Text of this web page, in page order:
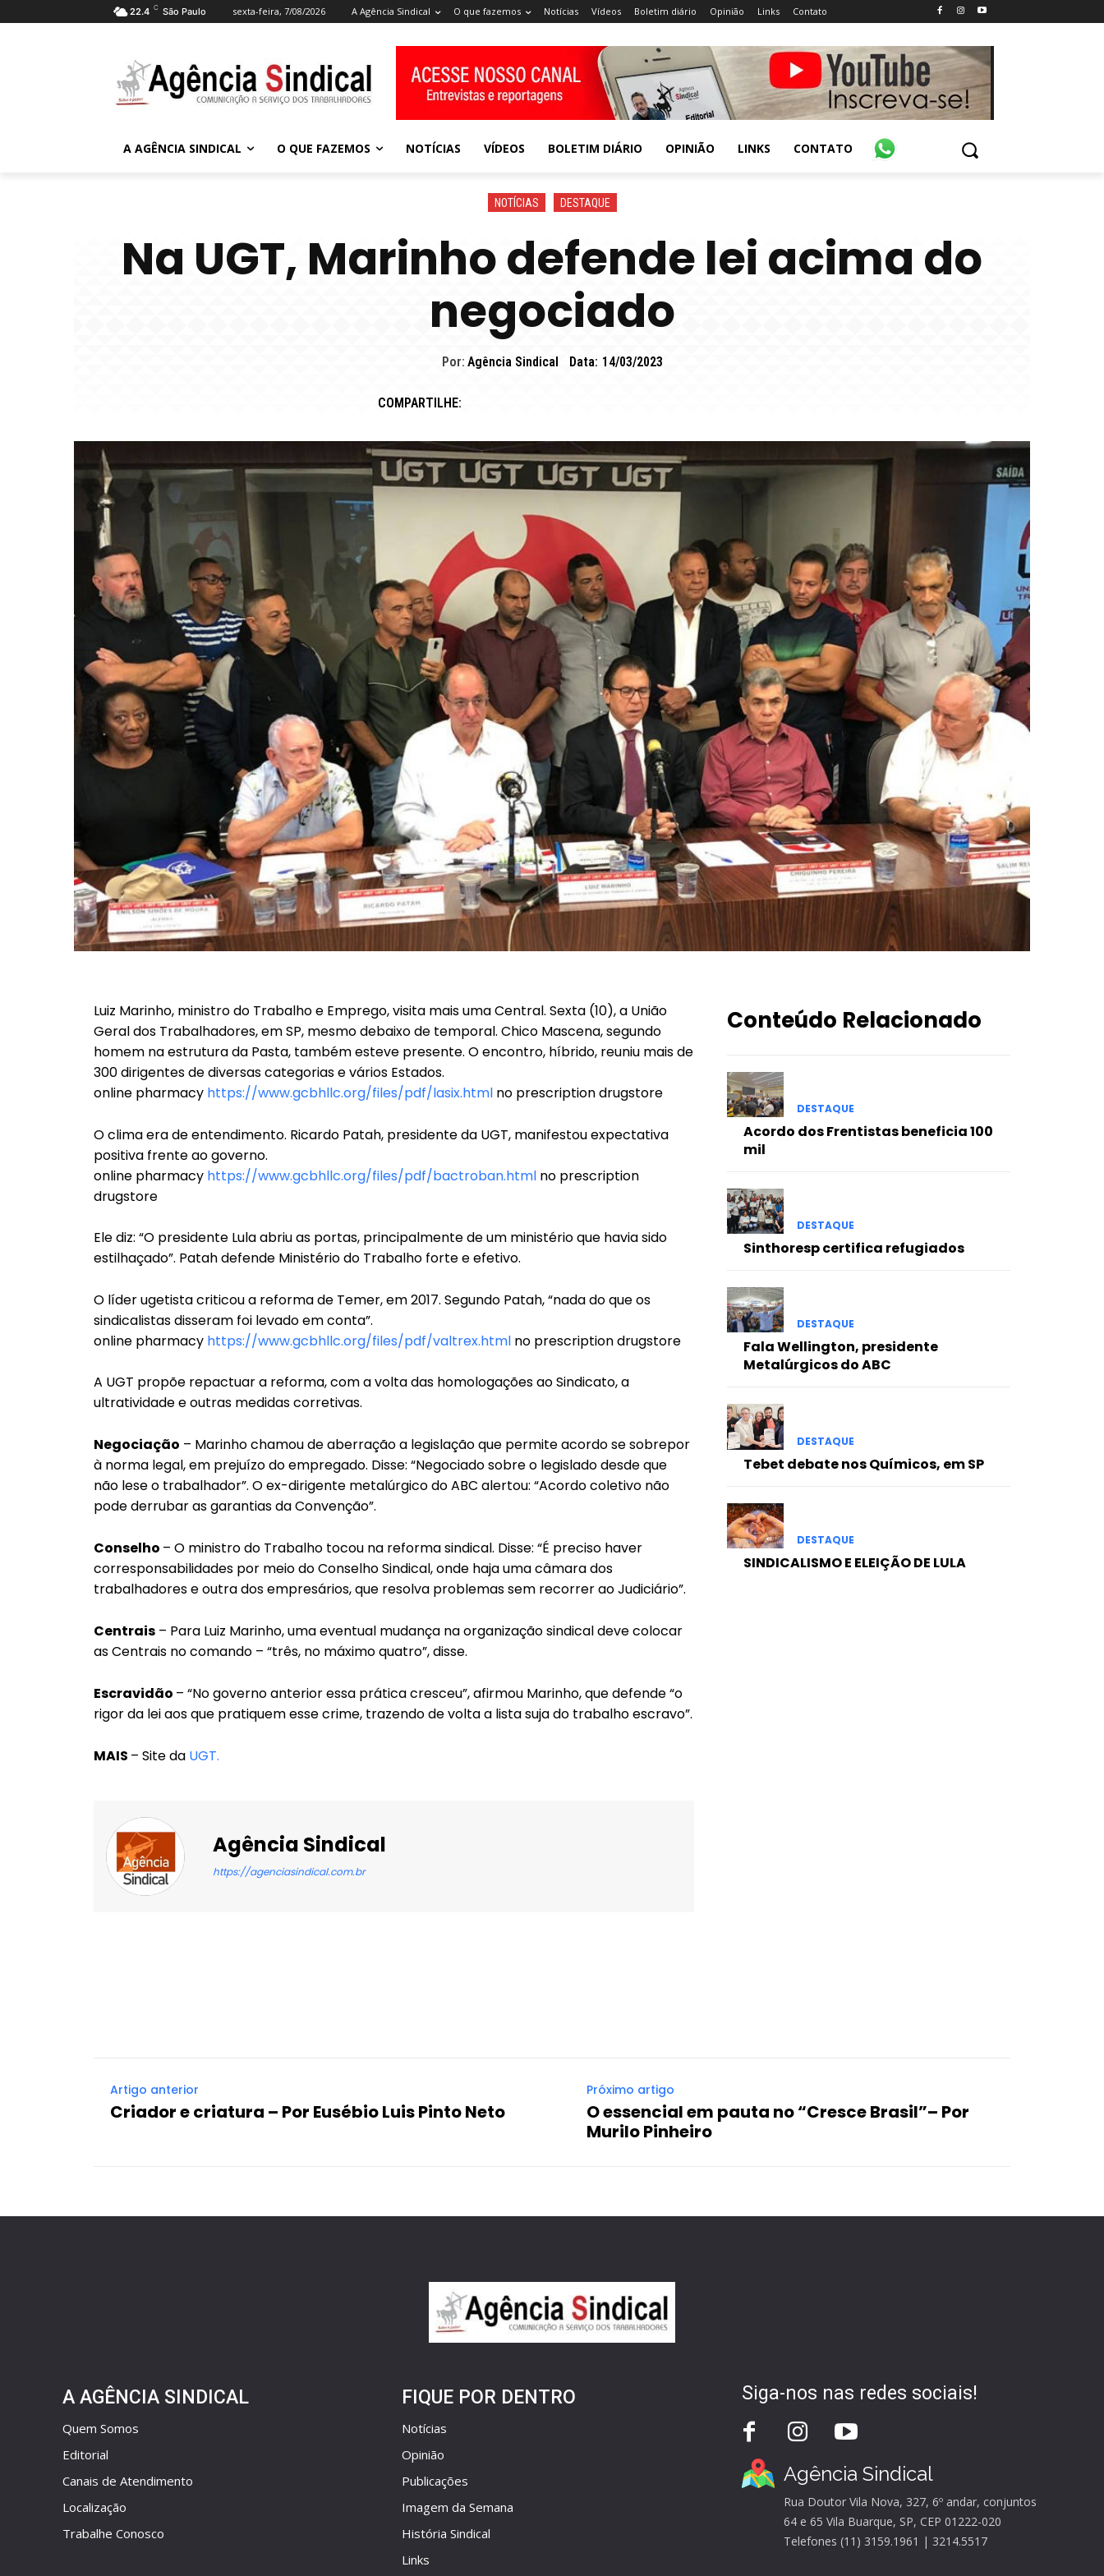
22.4 C São Paulo sexta-feira, 7/08/2026 A Agência Sindical O que fazemos Notícias Vídeos Boletim diário Opinião Links Contato
A AGÊNCIA SINDICAL O QUE FAZEMOS NOTÍCIAS VÍDEOS BOLETIM DIÁRIO OPINIÃO LINKS CONTATO
NOTÍCIAS DESTAQUE
Na UGT, Marinho defende lei acima do
negociado
Por: Agência Sindical Data: 14/03/2023
COMPARTILHE:
Luiz Marinho, ministro do Trabalho e Emprego, visita mais uma Central. Sexta (10), a União
Geral dos Trabalhadores, em SP, mesmo debaixo de temporal. Chico Mascena, segundo
homem na estrutura da Pasta, também esteve presente. O encontro, híbrido, reuniu mais de
300 dirigentes de diversas categorias e vários Estados.
online pharmacy https://www.gcbhllc.org/files/pdf/lasix.html no prescription drugstore
O clima era de entendimento. Ricardo Patah, presidente da UGT, manifestou expectativa
positiva frente ao governo.
online pharmacy https://www.gcbhllc.org/files/pdf/bactroban.html no prescription
drugstore
Ele diz: “O presidente Lula abriu as portas, principalmente de um ministério que havia sido
estilhaçado”. Patah defende Ministério do Trabalho forte e efetivo.
O líder ugetista criticou a reforma de Temer, em 2017. Segundo Patah, “nada do que os
sindicalistas disseram foi levado em conta”.
online pharmacy https://www.gcbhllc.org/files/pdf/valtrex.html no prescription drugstore
A UGT propõe repactuar a reforma, com a volta das homologações ao Sindicato, a
ultratividade e outras medidas corretivas.
Negociação – Marinho chamou de aberração a legislação que permite acordo se sobrepor
à norma legal, em prejuízo do empregado. Disse: “Negociado sobre o legislado desde que
não lese o trabalhador”. O ex-dirigente metalúrgico do ABC alertou: “Acordo coletivo não
pode derrubar as garantias da Convenção”.
Conselho – O ministro do Trabalho tocou na reforma sindical. Disse: “É preciso haver
corresponsabilidades por meio do Conselho Sindical, onde haja uma câmara dos
trabalhadores e outra dos empresários, que resolva problemas sem recorrer ao Judiciário”.
Centrais – Para Luiz Marinho, uma eventual mudança na organização sindical deve colocar
as Centrais no comando – “três, no máximo quatro”, disse.
Escravidão – “No governo anterior essa prática cresceu”, afirmou Marinho, que defende “o
rigor da lei aos que pratiquem esse crime, trazendo de volta a lista suja do trabalho escravo”.
MAIS – Site da UGT.
Agência Sindical
https://agenciasindical.com.br
Conteúdo Relacionado
DESTAQUE
Acordo dos Frentistas beneficia 100
mil
DESTAQUE
Sinthoresp certifica refugiados
DESTAQUE
Fala Wellington, presidente
Metalúrgicos do ABC
DESTAQUE
Tebet debate nos Químicos, em SP
DESTAQUE
SINDICALISMO E ELEIÇÃO DE LULA
Artigo anterior
Criador e criatura – Por Eusébio Luis Pinto Neto
Próximo artigo
O essencial em pauta no “Cresce Brasil”– Por
Murilo Pinheiro
A AGÊNCIA SINDICAL
Quem Somos
Editorial
Canais de Atendimento
Localização
Trabalhe Conosco
FIQUE POR DENTRO
Notícias
Opinião
Publicações
Imagem da Semana
História Sindical
Links
Siga-nos nas redes sociais!
Agência Sindical
Rua Doutor Vila Nova, 327, 6º andar, conjuntos
64 e 65 Vila Buarque, SP, CEP 01222-020
Telefones (11) 3159.1961 | 3214.5517